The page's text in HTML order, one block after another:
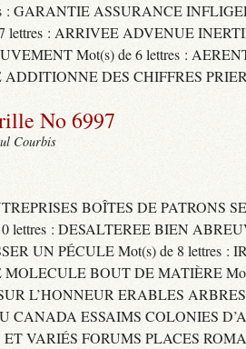
: GARANTIE ASSURANCE
lettres : ARRIVEE ADVENUE
Mot(s) de 6 lettres :
ADDITIONNE DES CHIFFRES
No 6997
Courbis
BOÎTES DE PATRONS
lettres : DESALTEREE BIEN
UN PÉCULE Mot(s) de 8 lettres :
BOUT DE MATIÈRE
L’HONNEUR ERABLES ARBRES
CANADA ESSAIMS COLONIES
ET VARIÉS FORUMS PLACES